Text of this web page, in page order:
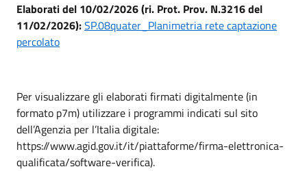
Elaborati del 10/02/2026 (ri. Prot. Prov. N.3216 del
11/02/2026):SP.08quater_Planimetria rete captazione
percolato
Per visualizzare gli elaborati firmati digitalmente (in
formato p7m) utilizzare i programmi indicati sul sito
dell’Agenzia per l’Italia digitale:
https://www.agid.gov.it/it/piattaforme/firma-elettronica-
qualificata/software-verifica).